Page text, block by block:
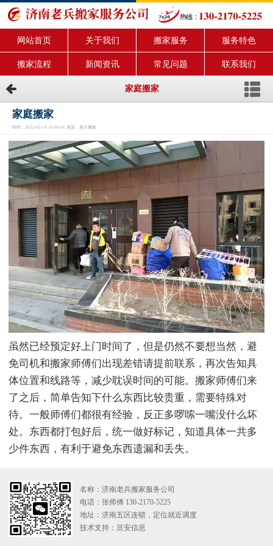
网站首页 关于我们 搬家服务 服务特色
搬家流程 新闻资讯 常见问题 联系我们
家庭搬家
家庭搬家
时间：2022-02-14 16:00:06 来源：老兵搬家
虽然已经预定好上门时间了，但是仍然不要想当然，避
免司机和搬家师傅们出现差错请提前联系，再次告知具
体位置和线路等，减少耽误时间的可能。搬家师傅们来
了之后，简单告知下什么东西比较贵重，需要特殊对
待。一般师傅们都很有经验，反正多啰嗦一嘴没什么坏
处。东西都打包好后，统一做好标记，知道具体一共多
少件东西，有利于避免东西遗漏和丢失。
名称：济南老兵搬家服务公司
电话：张师傅 130-2170-5225
地址：济南五区连锁，定位就近调度
技术支持： 亘安信息